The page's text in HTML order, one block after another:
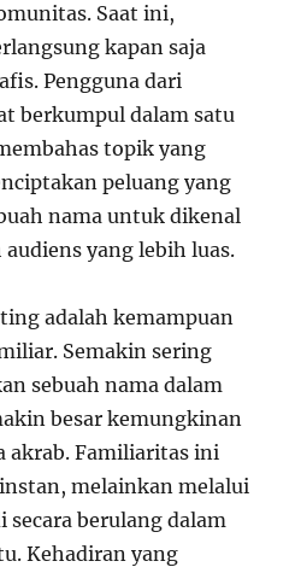
Saat ini,
kapan saja
Pengguna dari
berkumpul dalam satu
topik yang
peluang yang
nama untuk dikenal
yang lebih luas.
adalah kemampuan
Semakin sering
sebuah nama dalam
besar kemungkinan
akrab. Familiaritas ini
melainkan melalui
berulang dalam
Kehadiran yang